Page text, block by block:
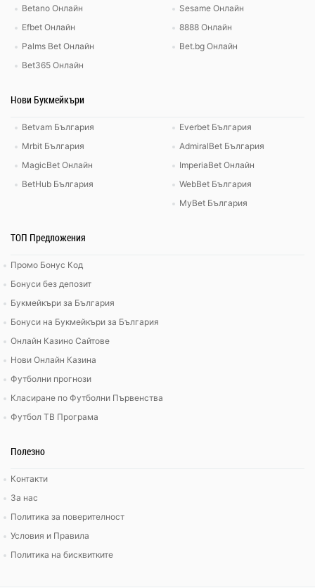
Betano Онлайн
Efbet Онлайн
Palms Bet Онлайн
Bet365 Онлайн
Sesame Онлайн
8888 Онлайн
Bet.bg Онлайн
Нови Букмейкъри
Betvam България
Mrbit България
MagicBet Онлайн
BetHub България
Everbet България
AdmiralBet България
ImperiaBet Онлайн
WebBet България
MyBet България
ТОП Предложения
Промо Бонус Код
Бонуси без депозит
Букмейкъри за България
Бонуси на Букмейкъри за България
Онлайн Казино Сайтове
Нови Онлайн Казина
Футболни прогнози
Класиране по Футболни Първенства
Футбол ТВ Програма
Полезно
Контакти
За нас
Политика за поверителност
Условия и Правила
Политика на бисквитките